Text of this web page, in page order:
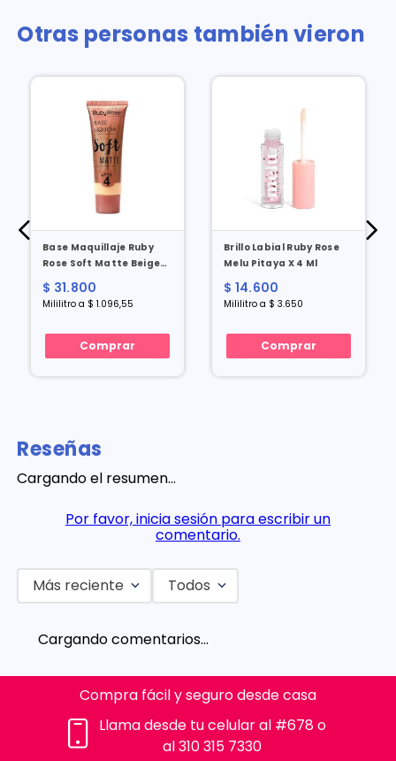
Otras personas también vieron
Base Maquillaje Ruby
Rose Soft Matte Beige
No. 4 X 29 Ml
$ 31.800
Mililitro a $ 1.096,55
Comprar
Brillo Labial Ruby Rose
Melu Pitaya X 4 Ml
$ 14.600
Mililitro a $ 3.650
Comprar
Reseñas
Cargando el resumen…
Por favor, inicia sesión para escribir un
comentario.
Más reciente Todos
Cargando comentarios…
Compra fácil y seguro desde casa
Llama desde tu celular al #678 o
al 310 315 7330